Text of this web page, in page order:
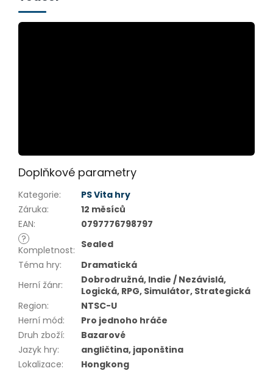
Doplňkové parametry
Kategorie:
PS Vita hry
Záruka:
12 měsíců
EAN:
0797776798797
?
Kompletnost: Sealed
Téma hry:
Dramatická
Herní žánr:
Dobrodružná, Indie / Nezávislá,
Logická, RPG, Simulátor, Strategická
Region:
NTSC-U
Herní mód:
Pro jednoho hráče
Druh zboží:
Bazarové
Jazyk hry:
angličtina, japonština
Lokalizace:
Hongkong